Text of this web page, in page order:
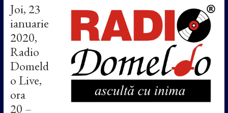
Joi, 23
ianuarie
2020,
Radio
Domeld
o Live,
ora
20 –